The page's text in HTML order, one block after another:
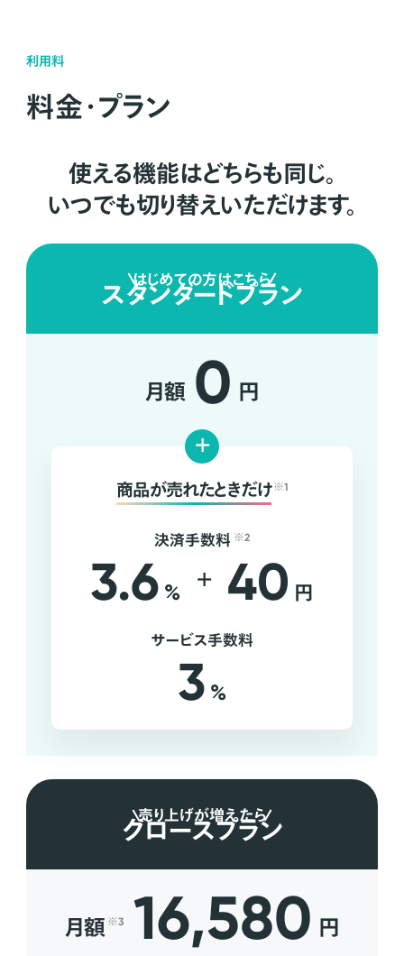
利用料
料金・プラン
使える機能はどちらも同じ。
いつでも切り替えいただけます。
はじめての方はこちら
スタンダードプラン
月額 0 円
+
商品が売れたときだけ ※1
決済手数料 ※2
3.6 % + 40 円
サービス手数料
3 %
売り上げが増えたら
グロースプラン
月額 ※3 16,580 円